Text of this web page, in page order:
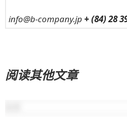
info@b-company.jp + (84) 28
阅读其他文章